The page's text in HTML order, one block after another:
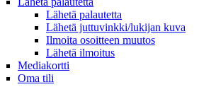
Lähetä palautetta
Lähetä juttuvinkki/lukijan kuva
Ilmoita osoitteen muutos
Lähetä ilmoitus
Mediakortti
Oma tili